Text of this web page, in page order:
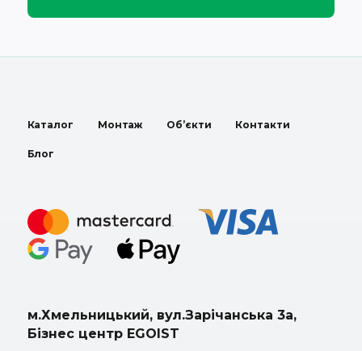
Каталог Монтаж Об’єкти Контакти
Блог
м.Хмельницький, вул.Зарічанська 3а,
Бізнес центр EGOIST